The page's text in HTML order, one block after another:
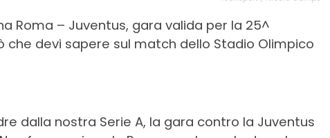
Roma – Juventus, gara valida per la 25^
che devi sapere sul match dello Stadio Olimpico
dalla nostra Serie A, la gara contro la Juventus